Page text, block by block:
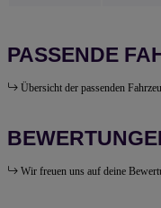
PASSENDE
Übersicht der passenden
Wir freuen uns auf deine